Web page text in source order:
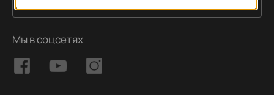
Мы в соцсетях